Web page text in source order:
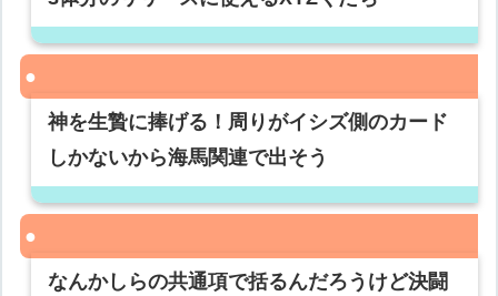
神を生贄に捧げる！周りがイシズ側のカード
しかないから海馬関連で出そう
なんかしらの共通項で括るんだろうけど決闘